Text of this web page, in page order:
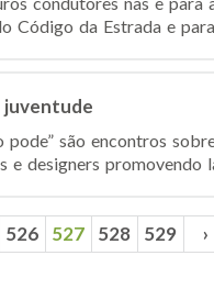
Código da Estrada e
juventude
pode” são encontros
designers promovendo
526 527 528 529 ›